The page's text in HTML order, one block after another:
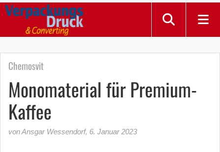
Chemosvit
Monomaterial für Premium-
Kaffee
von Ansgar Wessendorf, 6. Januar 2023